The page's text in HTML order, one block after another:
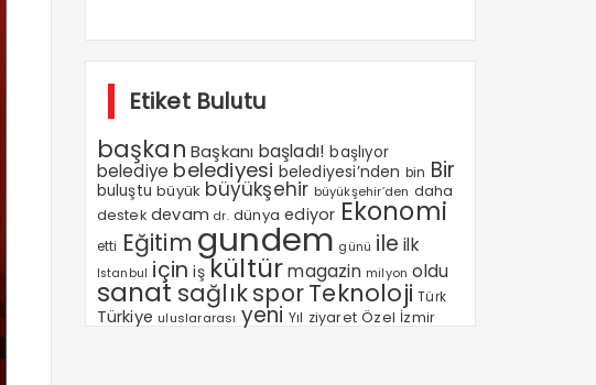
Etiket Bulutu
başkan Başkanı başladı! başlıyor
belediye belediyesi belediyesi’nden bin Bir
buluştu büyük büyükşehir büyükşehir’den daha
destek devam dr. dünya ediyor Ekonomi
etti Eğitim gundem günü ile ilk
Istanbul için iş kültür magazin milyon oldu
sanat sağlıksporTeknoloji Türk
Türkiye uluslararası yeni Yıl ziyaret Özel İzmir